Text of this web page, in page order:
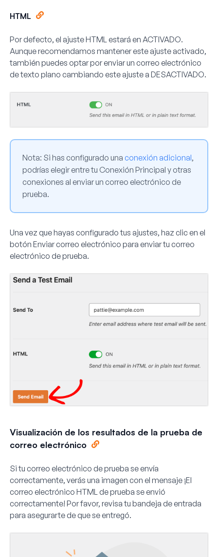
HTML
Por defecto, el ajuste HTML estará en ACTIVADO.
Aunque recomendamos mantener este ajuste activado,
también puedes optar por enviar un correo electrónico
de texto plano cambiando este ajuste a DESACTIVADO.
Nota: Si has configurado una conexión adicional,
podrías elegir entre tu Conexión Principal y otras
conexiones al enviar un correo electrónico de
prueba.
Una vez que hayas configurado tus ajustes, haz clic en el
botón Enviar correo electrónico para enviar tu correo
electrónico de prueba.
Visualización de los resultados de la prueba de
correo electrónico
Si tu correo electrónico de prueba se envía
correctamente, verás una imagen con el mensaje ¡El
correo electrónico HTML de prueba se envió
correctamente! Por favor, revisa tu bandeja de entrada
para asegurarte de que se entregó.